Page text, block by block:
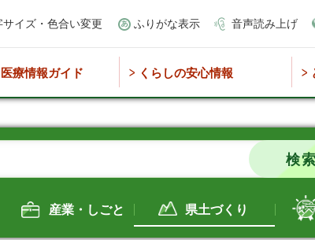
サイズ・色合い変更 ふりがな表示 音声読み上げ
療情報ガイド くらしの安心情報
産業・しごと 県土づくり